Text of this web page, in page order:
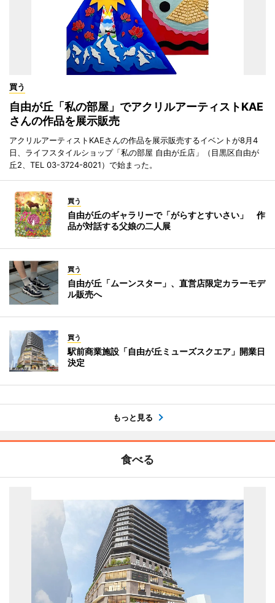
買う
自由が丘「私の部屋」でアクリルアーティストKAE
さんの作品を展示販売
アクリルアーティストKAEさんの作品を展示販売するイベントが8月4
日、ライフスタイルショップ「私の部屋 自由が丘店」（目黒区自由が
丘2、TEL 03-3724-8021）で始まった。
買う
自由が丘のギャラリーで「がらすとすいさい」 作
品が対話する父娘の二人展
買う
自由が丘「ムーンスター」、直営店限定カラーモデ
ル販売へ
買う
駅前商業施設「自由が丘ミューズスクエア」開業日
決定
もっと見る
食べる